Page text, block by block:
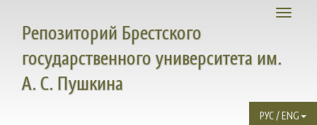
Toggle
Репозиторий Брестского
государственного университета им.
А. С. Пушкина
РУС / ENG